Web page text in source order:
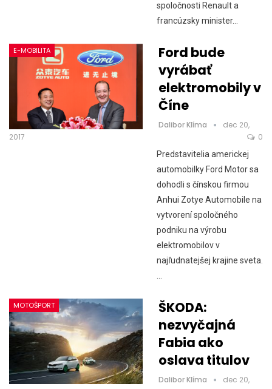
spoločnosti Renault a
francúzsky minister…
E-MOBILITA
Ford bude
vyrábať
elektromobily v
Číne
Dalibor Klíma
dec 20,
2017
0
Predstavitelia americkej
automobilky Ford Motor sa
dohodli s čínskou firmou
Anhui Zotye Automobile na
vytvorení spoločného
podniku na výrobu
elektromobilov v
najľudnatejšej krajine sveta.
MOTOŠPORT
ŠKODA:
nezvyčajná
Fabia ako
oslava titulov
Dalibor Klíma
dec 20,